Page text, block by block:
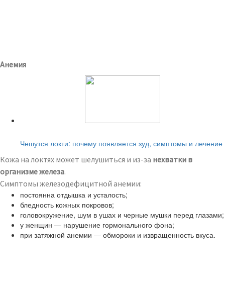
Анемия
Чешутся локти: почему появляется зуд, симптомы и лечение
Кожа на локтях может шелушиться и из-за нехватки в
организме железа.
Симптомы железодефицитной анемии:
постоянна отдышка и усталость;
бледность кожных покровов;
головокружение, шум в ушах и черные мушки перед глазами;
у женщин — нарушение гормонального фона;
при затяжной анемии — обмороки и извращенность вкуса.